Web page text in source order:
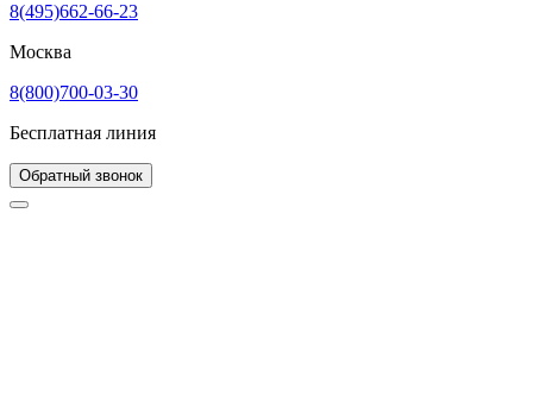
8(495)662-66-23
Москва
8(800)700-03-30
Бесплатная линия
Обратный звонок